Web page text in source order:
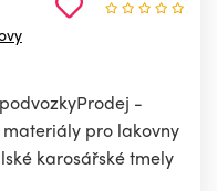
-
pro lakovny
karosářské tmely